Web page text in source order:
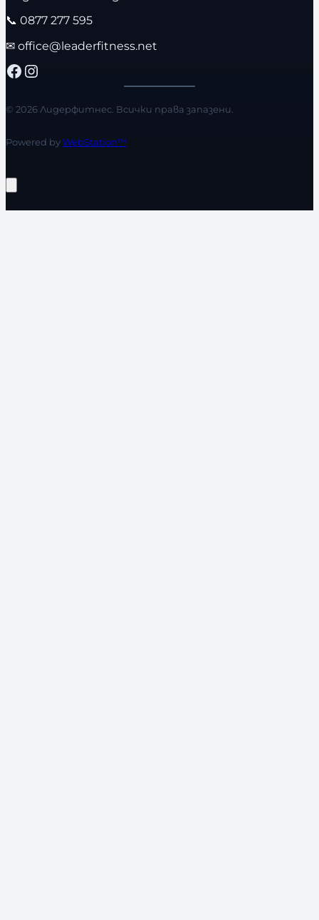
📞 0877 277 595
✉ office@leaderfitness.net
Facebook Instagram
© 2026 Лидерфитнес. Всички права запазени.
Powered byWebStation™